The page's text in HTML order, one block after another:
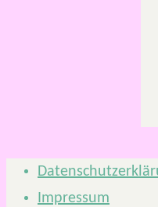
Impressum